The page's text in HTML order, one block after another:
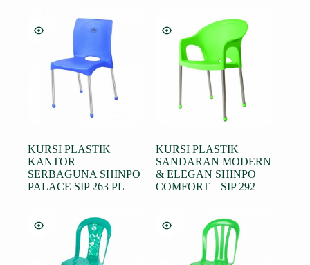
KURSI PLASTIK
KANTOR
SERBAGUNA SHINPO
PALACE SIP 263 PL
KURSI PLASTIK
SANDARAN MODERN
& ELEGAN SHINPO
COMFORT – SIP 292